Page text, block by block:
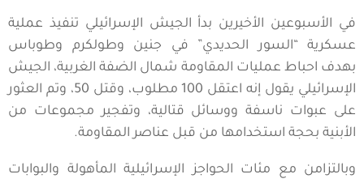
في الأسبوعين الأخيرين بدأ الجيش الإسرائيلي تنفيذ عملية
عسكرية “السور الحديدي” في جنين وطولكرم وطوباس
بهدف احباط عمليات المقاومة شمال الضفة الغربية، الجيش
الإسرائيلي يقول إنه اعتقل 100 مطلوب، وقتل 50، وتم العثور
على عبوات ناسفة ووسائل قتالية، وتفجير مجموعات من
الأبنية بحجة استخدامها من قبل عناصر المقاومة.
وبالتزامن مع مئات الحواجز الإسرائيلية المأهولة والبوابات